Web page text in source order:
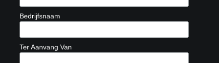
Bedrijfsnaam
Ter Aanvang Van